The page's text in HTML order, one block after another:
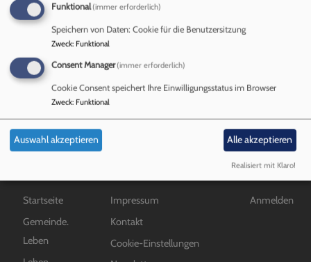
Mitarbeiter*innen
Hauptnavigation
Startseite
Gemeinde.
Leben
Fußbereichsmenü
Impressum
Kontakt
Cookie-Einstellungen
Anmelden
Funktional (immer erforderlich)
Speichern von Daten: Cookie für die Benutzersitzung
Zweck: Funktional
Consent Manager (immer erforderlich)
Cookie Consent speichert Ihre Einwilligungsstatus im Browser
Zweck: Funktional
Auswahl akzeptieren Alle akzeptieren
Realisiert mit Klaro!